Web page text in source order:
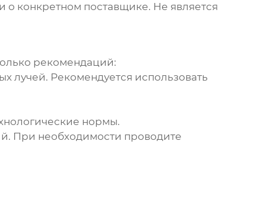
конкретном поставщике. Не является
рекомендаций:
лучей. Рекомендуется использовать
нормы.
При необходимости проводите